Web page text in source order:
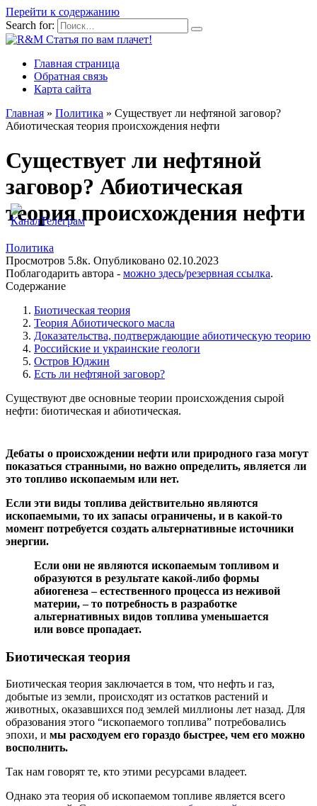
Перейти к содержанию
Search for:
Главная страница
Обратная связь
Карта сайта
Главная » Политика » Существует ли нефтяной заговор?
Абиотическая теория происхождения нефти
Существует ли нефтяной
заговор? Абиотическая
теория происхождения нефти
Политика
Просмотров 5.8к. Опубликовано 02.10.2023
Поблагодарить автора - можно здесь/резервная ссылка.
Содержание
Биотическая теория
Теория Абиотического масла
Доказательства, подтверждающие абиотическую теорию
Российские и украинские геологи
Остров Юджин
Есть ли нефтяной заговор?
Существуют две основные теории происхождения сырой
нефти: биотическая и абиотическая.
Дебаты о происхождении нефти или природного газа могут
показаться странными, но важно определить, является ли
это топливо ископаемым или нет.
Если эти виды топлива действительно являются
ископаемыми, то их запасы ограничены, и в какой-то
момент потребуется создать альтернативные источники
энергии.
Если они не являются ископаемым топливом и
образуются в результате какой-либо формы
абиогенеза – естественного процесса из неживой
материи, – то потребность в разработке
альтернативных видов топлива уменьшается
или вовсе пропадает.
Биотическая теория
Биотическая теория заключается в том, что нефть и газ,
добытые из земли, происходят из остатков растений и
животных, оказавшихся под землей миллионы лет назад. Для
образования этого “ископаемого топлива” потребовались
эпохи, и мы расходуем его гораздо быстрее, чем его можно
восполнить.
Так нам говорят те, кто этими ресурсами владеет.
Однако эта теория об ископаемом топливе является всего